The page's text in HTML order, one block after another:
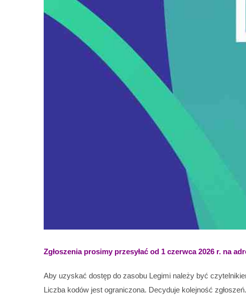
Zgłoszenia prosimy przesyłać od 1 czerwca 2026 r. na
Aby uzyskać dostęp do zasobu Legimi należy być
Liczba kodów jest ograniczona. Decyduje kolejność zgłoszeń.